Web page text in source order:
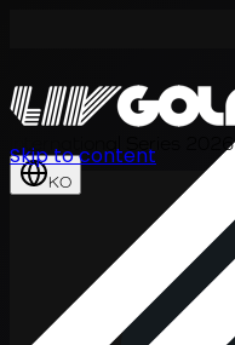
International Series 2026
KO
Skip to content